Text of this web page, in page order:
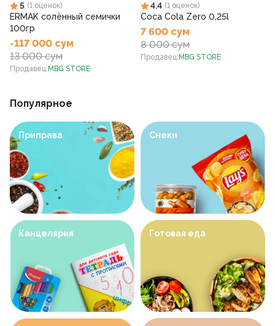
5 (1 оценок)
ERMAK солённый семички
100гр
-117 000 сум
13 000 сум
Продавец: MBG STORE
4.4 (1 оценок)
Coca Cola Zero 0,25l
7 600 сум
8 000 сум
Продавец: MBG STORE
Популярное
Приправа Снеки
Канцелярия Готовая еда